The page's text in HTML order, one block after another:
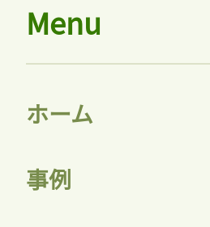
Menu
ホーム
事例